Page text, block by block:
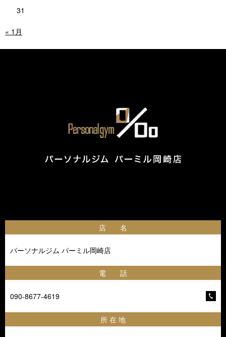
31
« 1月
店 名
パーソナルジム パーミル岡崎店
電 話
090-8677-4619
所 在 地